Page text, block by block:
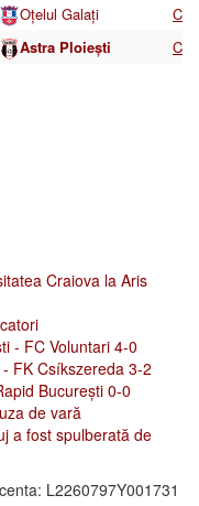
Oțelul Galați C
Astra Ploiești C
Craiova la Aris
- FC Voluntari 4-0
FK Csíkszereda 3-2
București 0-0
de vară
a fost spulberată de
L2260797Y001731